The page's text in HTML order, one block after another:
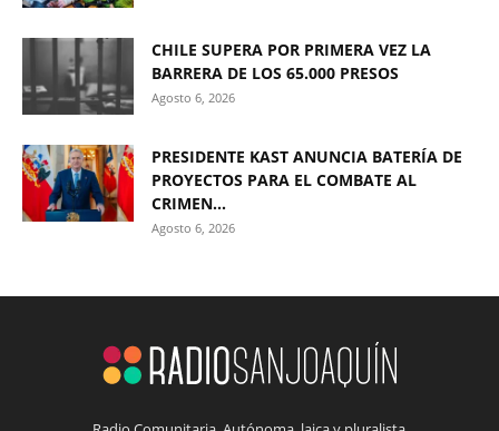
CHILE SUPERA POR PRIMERA VEZ LA
BARRERA DE LOS 65.000 PRESOS
Agosto 6, 2026
PRESIDENTE KAST ANUNCIA BATERÍA DE
PROYECTOS PARA EL COMBATE AL
CRIMEN...
Agosto 6, 2026